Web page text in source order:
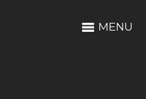
MENU